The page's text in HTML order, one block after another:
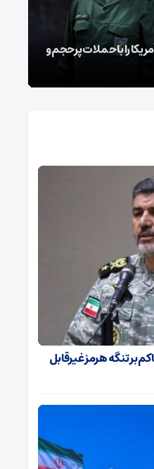
را با حملات پرحجم‌‌ و
بر تنگه هرمز غیرقابل